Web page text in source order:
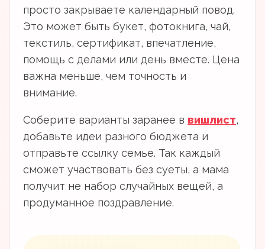
просто закрываете календарный повод.
Это может быть букет, фотокнига, чай,
текстиль, сертификат, впечатление,
помощь с делами или день вместе. Цена
важна меньше, чем точность и
внимание.
Соберите варианты заранее в вишлист,
добавьте идеи разного бюджета и
отправьте ссылку семье. Так каждый
сможет участвовать без суеты, а мама
получит не набор случайных вещей, а
продуманное поздравление.